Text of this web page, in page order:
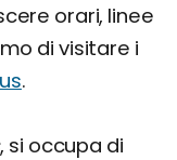
orari, linee
di visitare i
.
, si occupa di